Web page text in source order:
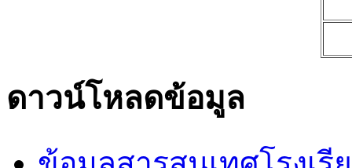
ดาวน์โหลดข้อมูล